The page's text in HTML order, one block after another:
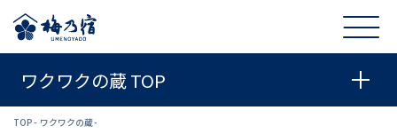
ワクワクの蔵 TOP
TOP
ワクワクの蔵